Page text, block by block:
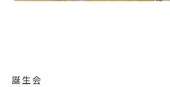
誕生会